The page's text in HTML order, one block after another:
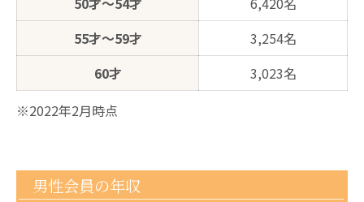
55才～59才
3,254名
60才
3,023名
※2022年2月時点
男性会員の年収